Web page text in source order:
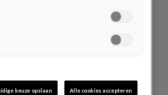
keuze opslaan Alle cookies accepteren